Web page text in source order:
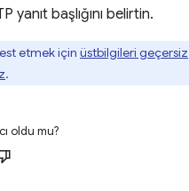
yanıt başlığını belirtin.
etmek için üstbilgileri geçersiz
.
oldu mu?